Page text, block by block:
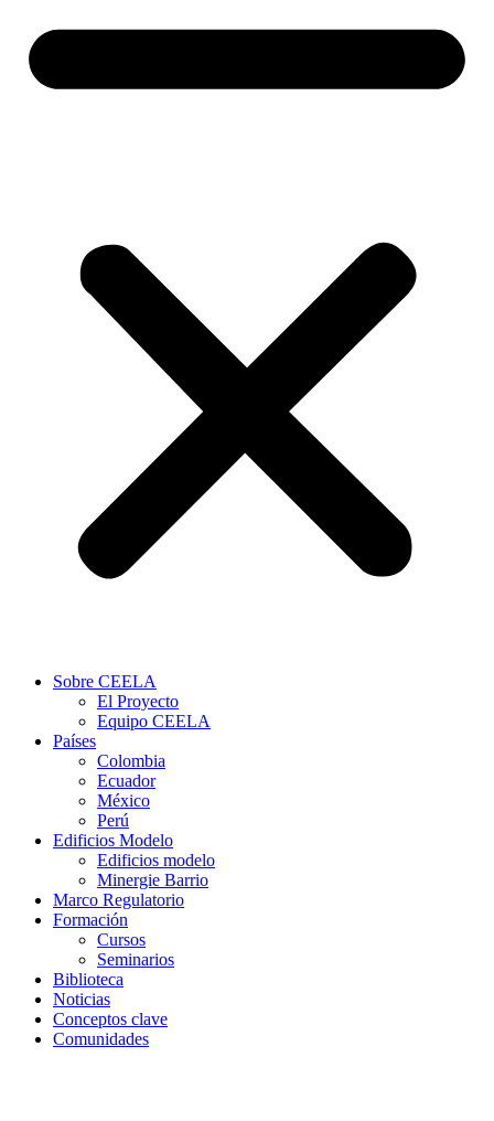
Sobre CEELA
El Proyecto
Equipo CEELA
Países
Colombia
Ecuador
México
Perú
Edificios Modelo
Edificios modelo
Minergie Barrio
Marco Regulatorio
Formación
Cursos
Seminarios
Biblioteca
Noticias
Conceptos clave
Comunidades